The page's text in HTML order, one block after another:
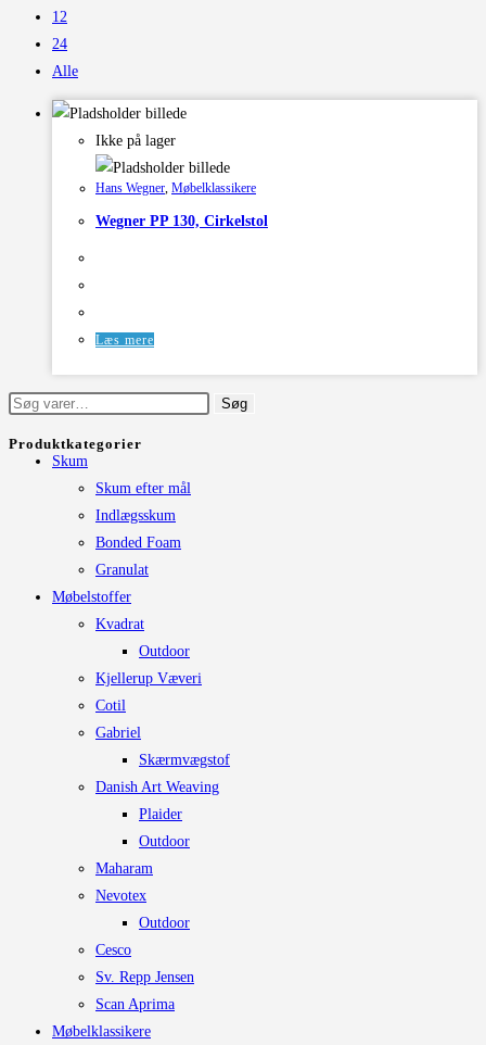
12
24
Alle
Ikke på lager
Hans Wegner, Møbelklassikere
Wegner PP 130, Cirkelstol
Læs mere
Søg
Søg
Produktkategorier
Skum
Skum efter mål
Indlægsskum
Bonded Foam
Granulat
Møbelstoffer
Kvadrat
Outdoor
Kjellerup Væveri
Cotil
Gabriel
Skærmvægstof
Danish Art Weaving
Plaider
Outdoor
Maharam
Nevotex
Outdoor
Cesco
Sv. Repp Jensen
Scan Aprima
Møbelklassikere